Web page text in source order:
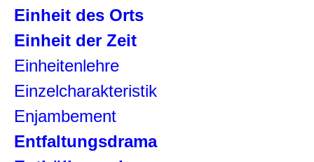
Einheit des Orts
Einheit der Zeit
Einheitenlehre
Einzelcharakteristik
Enjambement
Entfaltungsdrama